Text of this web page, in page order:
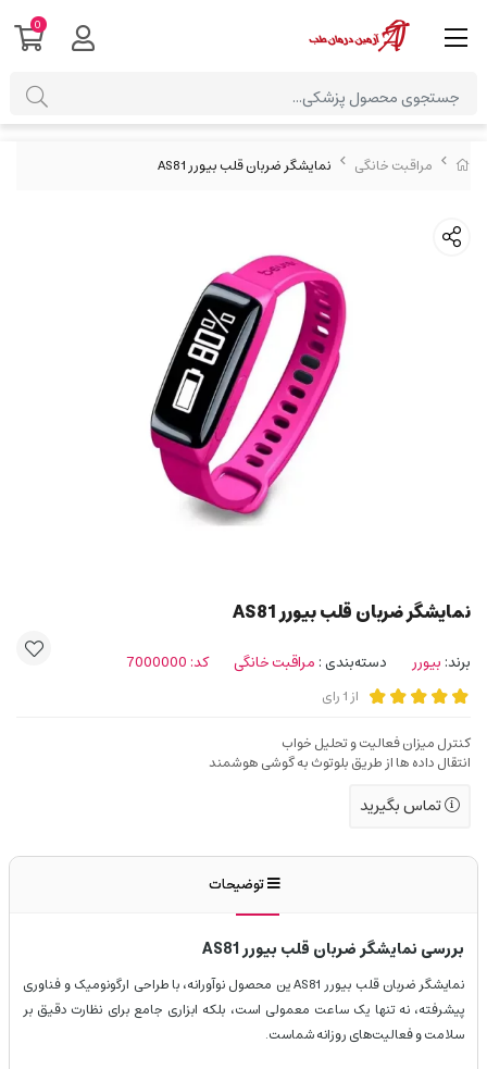
مراقبت خانگی نمایشگر ضربان قلب بیورر AS81
نمایشگر ضربان قلب بیورر AS81
برند: بیورر دسته‌بندی : مراقبت خانگی کد:
از1رای
کنترل میزان فعالیت و تحلیل خواب
انتقال داده ها از طریق بلوتوث به گوشی هوشمند
تماس بگیرید
توضیحات
بررسی نمایشگر ضربان قلب بیورر AS81
نمایشگر ضربان قلب بیورر AS81 ین محصول نوآورانه، با طراحی ارگونومیک و فناوری
پیشرفته، نه تنها یک ساعت معمولی است، بلکه ابزاری جامع برای نظارت دقیق بر
سلامت و فعالیت‌های روزانه شماست.
0